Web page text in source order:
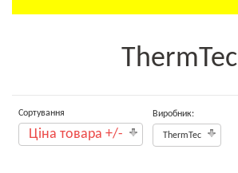
ThermTec
Сортування
Ціна товара +/-
Виробник:
ThermTec